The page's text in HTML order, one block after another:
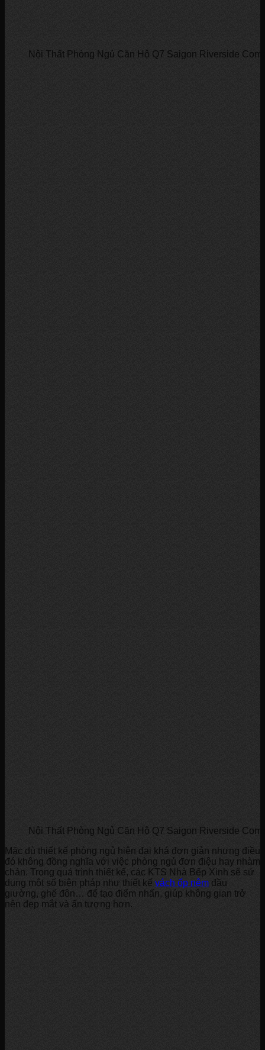
Nội Thất Phòng Ngủ Căn Hộ Q7 Saigon Riverside
Nội Thất Phòng Ngủ Căn Hộ Q7 Saigon Riverside
Mặc dù thiết kế phòng ngủ hiện đại khá đơn giản nhưng điều
đó không đồng nghĩa với việc phòng ngủ đơn điệu hay nhàm
chán. Trong quá trình thiết kế, các KTS Nhà Bếp Xinh sẽ sử
dụng một số biện pháp như thiết kế vách ốp nệm đầu
giường, ghế đôn… để tạo điểm nhấn, giúp không gian trở
nên đẹp mắt và ấn tượng hơn.